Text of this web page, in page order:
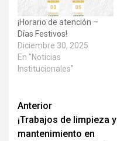
¡Horario de atención –
Días Festivos!
Diciembre 30, 2025
En "Noticias
Institucionales"
Anterior
¡Trabajos de limpieza y
mantenimiento en